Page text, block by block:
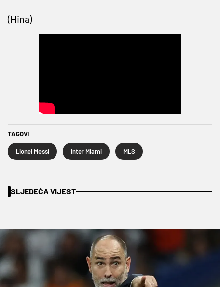
(Hina)
TAGOVI
Lionel Messi Inter Miami MLS
SLJEDEĆA VIJEST